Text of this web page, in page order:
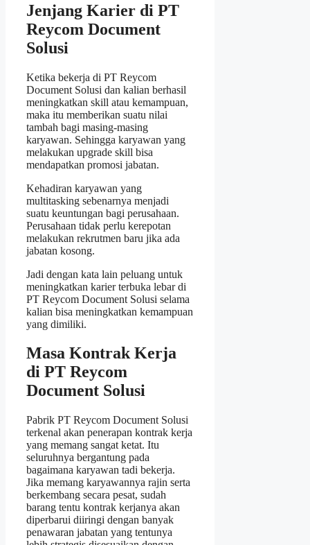
Jenjang Karier di PT
Reycom Document
Solusi
Ketika bekerja di PT Reycom
Document Solusi dan kalian berhasil
meningkatkan skill atau kemampuan,
maka itu memberikan suatu nilai
tambah bagi masing-masing
karyawan. Sehingga karyawan yang
melakukan upgrade skill bisa
mendapatkan promosi jabatan.
Kehadiran karyawan yang
multitasking sebenarnya menjadi
suatu keuntungan bagi perusahaan.
Perusahaan tidak perlu kerepotan
melakukan rekrutmen baru jika ada
jabatan kosong.
Jadi dengan kata lain peluang untuk
meningkatkan karier terbuka lebar di
PT Reycom Document Solusi selama
kalian bisa meningkatkan kemampuan
yang dimiliki.
Masa Kontrak Kerja
di PT Reycom
Document Solusi
Pabrik PT Reycom Document Solusi
terkenal akan penerapan kontrak kerja
yang memang sangat ketat. Itu
seluruhnya bergantung pada
bagaimana karyawan tadi bekerja.
Jika memang karyawannya rajin serta
berkembang secara pesat, sudah
barang tentu kontrak kerjanya akan
diperbarui diiringi dengan banyak
penawaran jabatan yang tentunya